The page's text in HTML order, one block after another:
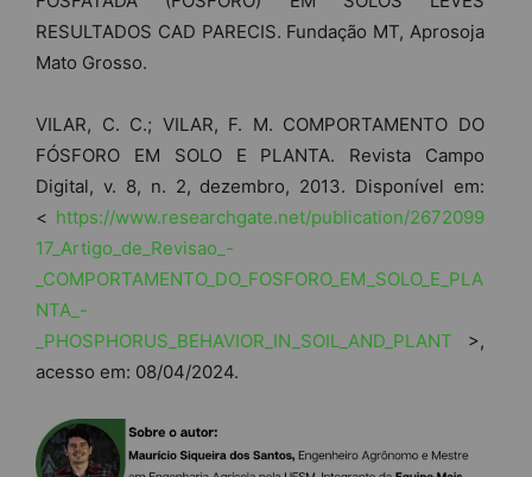
RESULTADOS CAD PARECIS. Fundação MT, Aprosoja
Mato Grosso.
VILAR, C. C.; VILAR, F. M. COMPORTAMENTO DO
FÓSFORO EM SOLO E PLANTA. Revista Campo
Digital, v. 8, n. 2, dezembro, 2013. Disponível em:
< https://www.researchgate.net/publication/2672099
17_Artigo_de_Revisao_-
_COMPORTAMENTO_DO_FOSFORO_EM_SOLO_E_PLA
NTA_-
_PHOSPHORUS_BEHAVIOR_IN_SOIL_AND_PLANT >,
acesso em: 08/04/2024.